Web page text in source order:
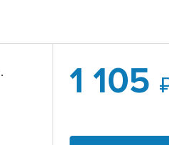
1 105